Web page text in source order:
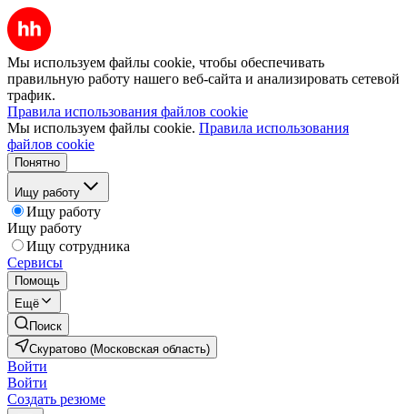
Мы используем файлы cookie, чтобы обеспечивать
правильную работу нашего веб-сайта и анализировать сетевой
трафик.
Правила использования файлов cookie
Мы используем файлы cookie. Правила использования
файлов cookie
Понятно
Ищу работу
Ищу работу
Ищу работу
Ищу сотрудника
Сервисы
Помощь
Ещё
Поиск
Скуратово (Московская область)
Войти
Войти
Создать резюме